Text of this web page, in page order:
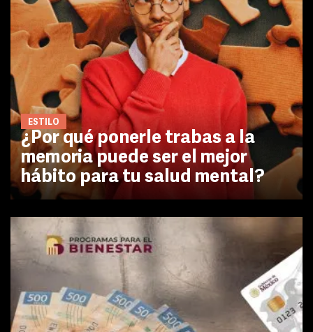
ESTILO
¿Por qué ponerle trabas a la
memoria puede ser el mejor
hábito para tu salud mental?